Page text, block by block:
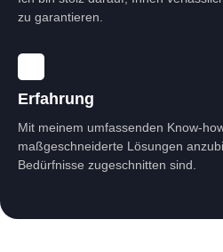
Erfahrung
Mit meinem umfassenden Know-
maßgeschneiderte Lösungen
Bedürfnisse zugeschnitten sind.
zu garantieren.